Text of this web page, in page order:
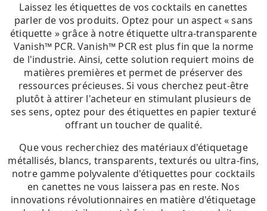
Laissez les étiquettes de vos cocktails en canettes
parler de vos produits. Optez pour un aspect « sans
étiquette » grâce à notre étiquette ultra-transparente
Vanish™ PCR. Vanish™ PCR est plus fin que la norme
de l'industrie. Ainsi, cette solution requiert moins de
matières premières et permet de préserver des
ressources précieuses. Si vous cherchez peut-être
plutôt à attirer l'acheteur en stimulant plusieurs de
ses sens, optez pour des étiquettes en papier texturé
offrant un toucher de qualité.
Que vous recherchiez des matériaux d'étiquetage
métallisés, blancs, transparents, texturés ou ultra-fins,
notre gamme polyvalente d'étiquettes pour cocktails
en canettes ne vous laissera pas en reste. Nos
innovations révolutionnaires en matière d'étiquetage